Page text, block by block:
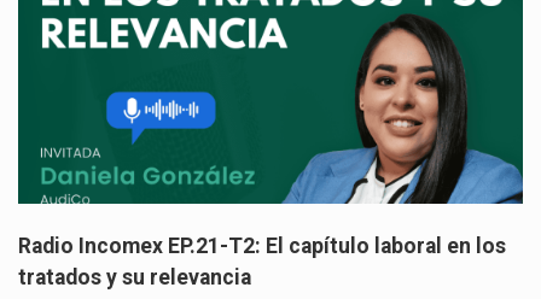
Radio Incomex EP.21-T2: El capítulo laboral en los
tratados y su relevancia